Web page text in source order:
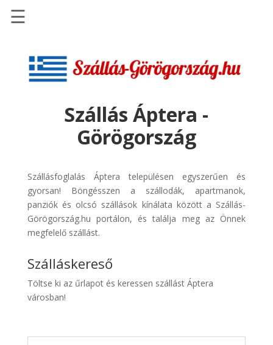
Szállások
Repülőjegy
pénzvisszatérítéssel
Discover
Cars
Transzfer
Kiwi
Taxi
☰
Szállás Áptera -
Görögország
Szállásfoglalás Áptera településen egyszerűen és
gyorsan! Böngésszen a szállodák, apartmanok,
panziók és olcsó szállások kínálata között a Szállás-
Görögország.hu portálon, és találja meg az Önnek
megfelelő szállást.
Szálláskereső
Töltse ki az űrlapot és keressen szállást Áptera
városban!